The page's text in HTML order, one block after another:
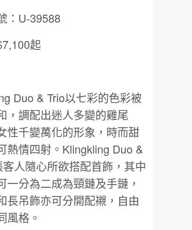
：U-39588
起
Duo & Trio以七彩的色彩被
，調配出迷人多變的雞尾
性千變萬化的形象，時而甜
熱情四射。Klingkling Duo &
客人隨心所欲搭配首飾，其中
一分為二成為頸鏈及手鏈，
長吊飾亦可分開配襯，自由
風格。